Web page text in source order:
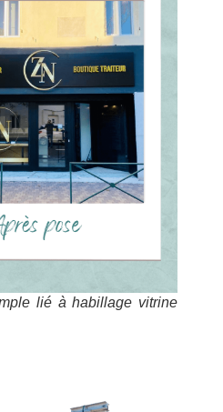
lié à habillage vitrine